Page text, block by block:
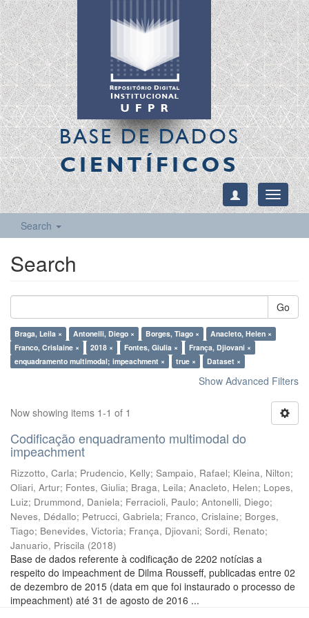
BASE DE DADOS
CIENTÍFICOS
Toggle
Search
Search
Go
Braga, Leila × Antonelli, Diego × Borges, Tiago ×
Anacleto, Helen ×
Franco, Crislaine ×
2018 × Fontes, Giulia ×
França, Djiovani ×
enquadramento multimodal; impeachment ×
true × Dataset ×
Show Advanced Filters
Now showing items 1-1 of 1
Codificação enquadramento multimodal do
impeachment
Rizzotto, Carla; Prudencio, Kelly; Sampaio, Rafael; Kleina, Nilton;
Oliari, Artur; Fontes, Giulia; Braga, Leila; Anacleto, Helen; Lopes,
Luiz; Drummond, Daniela; Ferracioli, Paulo; Antonelli, Diego;
Neves, Dédallo; Petrucci, Gabriela; Franco, Crislaine; Borges,
Tiago; Benevides, Victoria; França, Djiovani; Sordi, Renato;
Januario, Priscila (2018)
Base de dados referente à codificação de 2202 notícias a
respeito do impeachment de Dilma Rousseff, publicadas entre 02
de dezembro de 2015 (data em que foi instaurado o processo de
impeachment) até 31 de agosto de 2016 ...